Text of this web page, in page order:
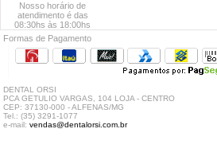
Nosso horário de
atendimento é das
08:30hs às 18:00hs
Formas de Pagamento
DENTAL ORSI
PCA GETULIO VARGAS, 104 LOJA - CENTRO
CEP: 37130-000 - ALFENAS/MG
Tel.: (35) 3291-1077
e-mail: vendas@dentalorsi.com.br